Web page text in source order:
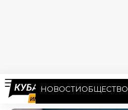
НОВОСТИОБЩЕСТВО